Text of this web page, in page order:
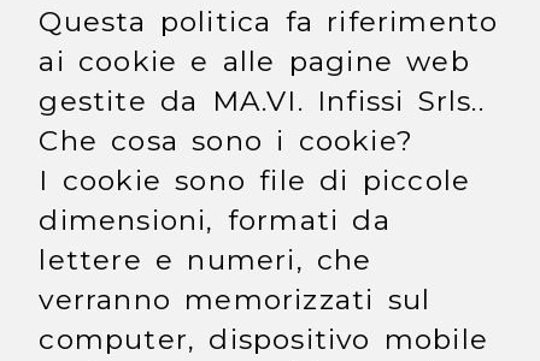
Questa politica fa riferimento
ai cookie e alle pagine web
gestite da MA.VI. Infissi Srls..
Che cosa sono i cookie?
I cookie sono file di piccole
dimensioni, formati da
lettere e numeri, che
verranno memorizzati sul
computer, dispositivo mobile